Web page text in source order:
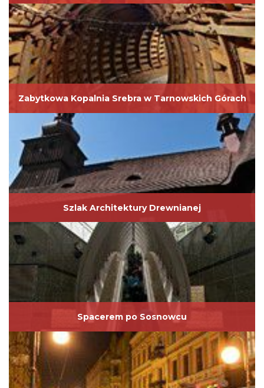
Zabytkowa Kopalnia Srebra w Tarnowskich Górach
Szlak Architektury Drewnianej
Spacerem po Sosnowcu